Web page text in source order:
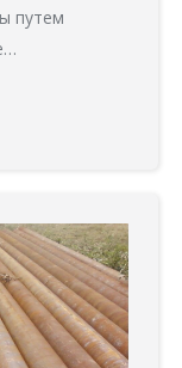
путем